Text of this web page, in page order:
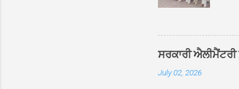
ਸਰਕਾਰੀ ਐਲੀਮੈਂਟਰੀ
July 02, 2026